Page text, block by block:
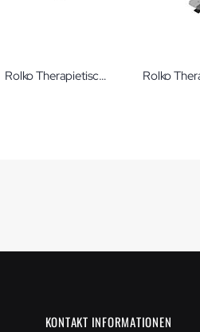
Rolko Therapietisch 650 x 570 x 5 mm mit Vorderkante
KONTAKT INFORMATIONEN